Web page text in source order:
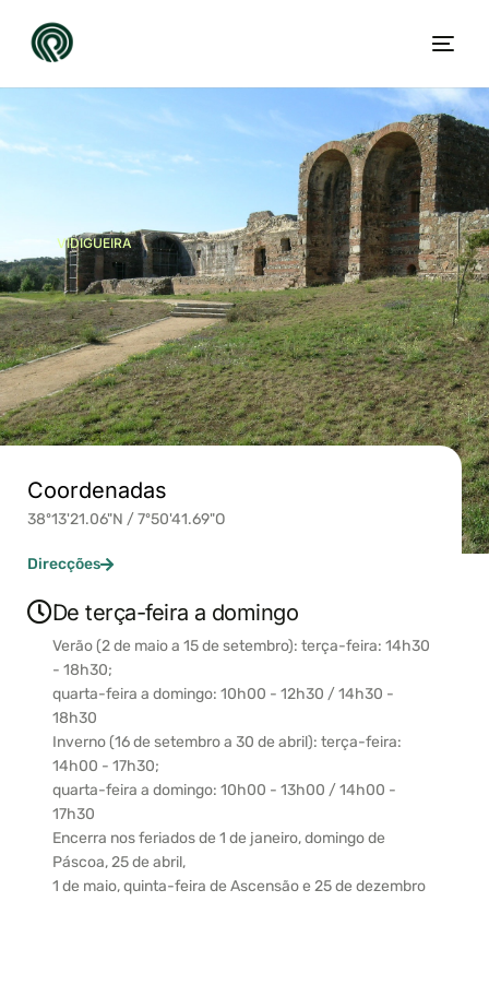
VIDIGUEIRA
Villa
Coordenadas
38º13'21.06"N / 7º50'41.69"O
Direcções
De terça-feira a domingo
Verão (2 de maio a 15 de setembro): terça-feira: 14h30
- 18h30;
quarta-feira a domingo: 10h00 - 12h30 / 14h30 -
18h30
Inverno (16 de setembro a 30 de abril): terça-feira:
14h00 - 17h30;
quarta-feira a domingo: 10h00 - 13h00 / 14h00 -
17h30
Encerra nos feriados de 1 de janeiro, domingo de
Páscoa, 25 de abril,
1 de maio, quinta-feira de Ascensão e 25 de dezembro
PT